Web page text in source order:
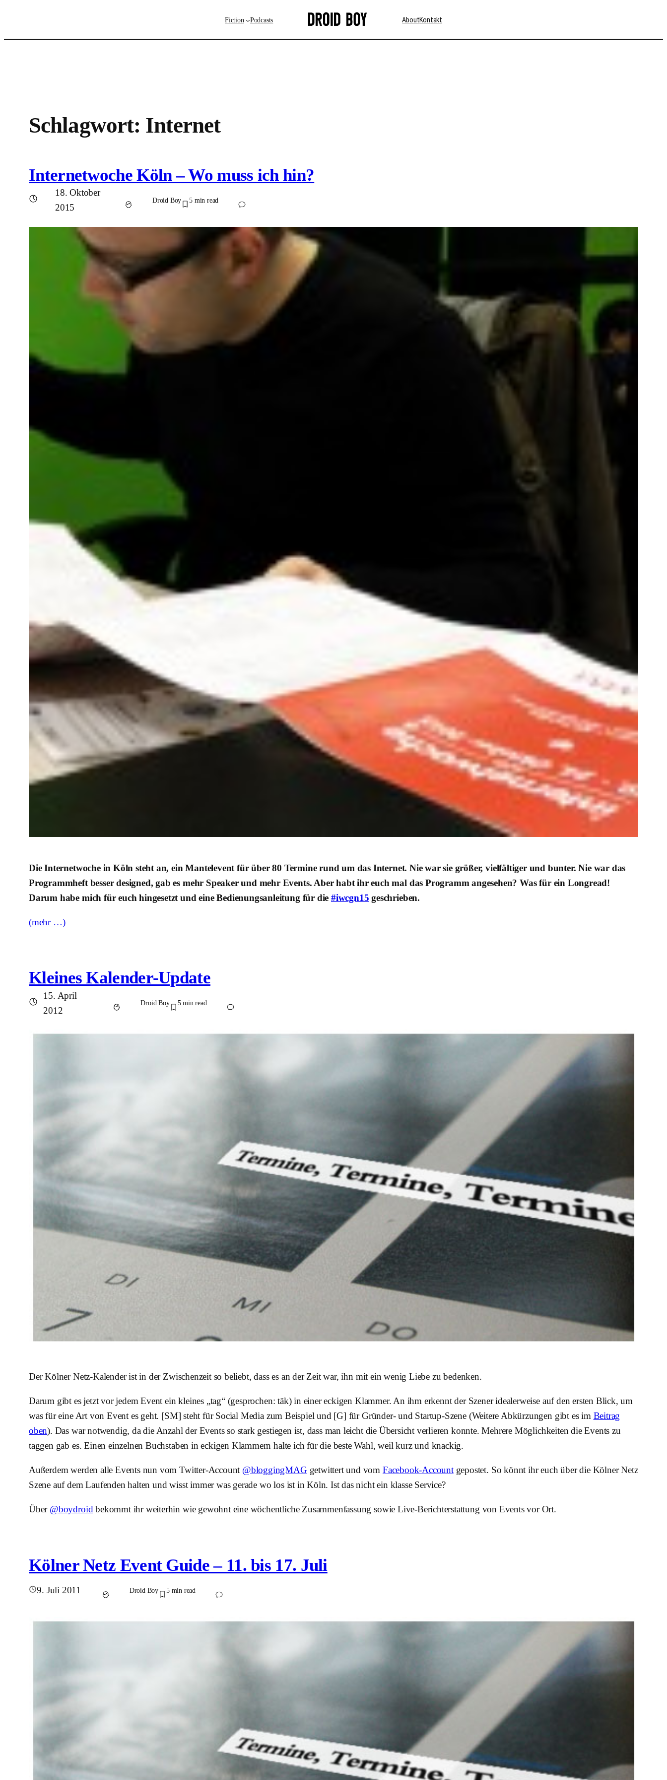
Fiction Podcasts AboutKontakt
Schlagwort: Internet
Internetwoche Köln – Wo muss ich hin?
18. Oktober
2015
Droid Boy 5 min read
Die Internetwoche in Köln steht an, ein Mantelevent für über 80 Termine rund um das Internet. Nie war sie größer, vielfältiger und bunter. Nie war das
Programmheft besser designed, gab es mehr Speaker und mehr Events. Aber habt ihr euch mal das Programm angesehen? Was für ein Longread!
Darum habe mich für euch hingesetzt und eine Bedienungsanleitung für die #iwcgn15 geschrieben.
(mehr …)
Kleines Kalender-Update
15. April
2012
Droid Boy 5 min read
Der Kölner Netz-Kalender ist in der Zwischenzeit so beliebt, dass es an der Zeit war, ihn mit ein wenig Liebe zu bedenken.
Darum gibt es jetzt vor jedem Event ein kleines „tag“ (gesprochen: täk) in einer eckigen Klammer. An ihm erkennt der Szener idealerweise auf den ersten Blick, um
was für eine Art von Event es geht. [SM] steht für Social Media zum Beispiel und [G] für Gründer- und Startup-Szene (Weitere Abkürzungen gibt es im Beitrag
oben). Das war notwendig, da die Anzahl der Events so stark gestiegen ist, dass man leicht die Übersicht verlieren konnte. Mehrere Möglichkeiten die Events zu
taggen gab es. Einen einzelnen Buchstaben in eckigen Klammern halte ich für die beste Wahl, weil kurz und knackig.
Außerdem werden alle Events nun vom Twitter-Account @bloggingMAG getwittert und vom Facebook-Accountgepostet. So könnt ihr euch über die Kölner Netz
Szene auf dem Laufenden halten und wisst immer was gerade wo los ist in Köln. Ist das nicht ein klasse Service?
Über @boydroidbekommt ihr weiterhin wie gewohnt eine wöchentliche Zusammenfassung sowie Live-Berichterstattung von Events vor Ort.
Kölner Netz Event Guide – 11. bis 17. Juli
9. Juli 2011 Droid Boy 5 min read